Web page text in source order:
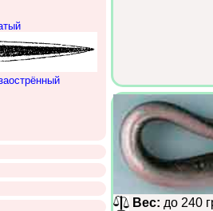
Вес: до 240